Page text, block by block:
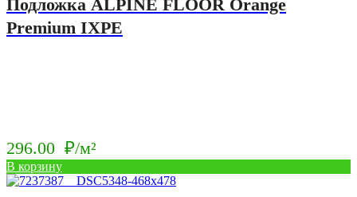
Подложка ALPINE FLOOR Orange
Premium IXPE
296.00 ₽/м²
В корзину